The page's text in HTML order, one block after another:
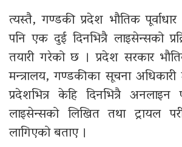
त्यस्तै, गण्डकी प्रदेश भौतिक
पनि एक दुई दिनभित्रै लाइसेन्सको
तयारी गरेको छ । प्रदेश सरकार
मन्त्रालय, गण्डकीका सूचना
प्रदेशभित्र केहि दिनभित्रै
लाइसेन्सको लिखित तथा ट्रायल
लागिएको बताए ।